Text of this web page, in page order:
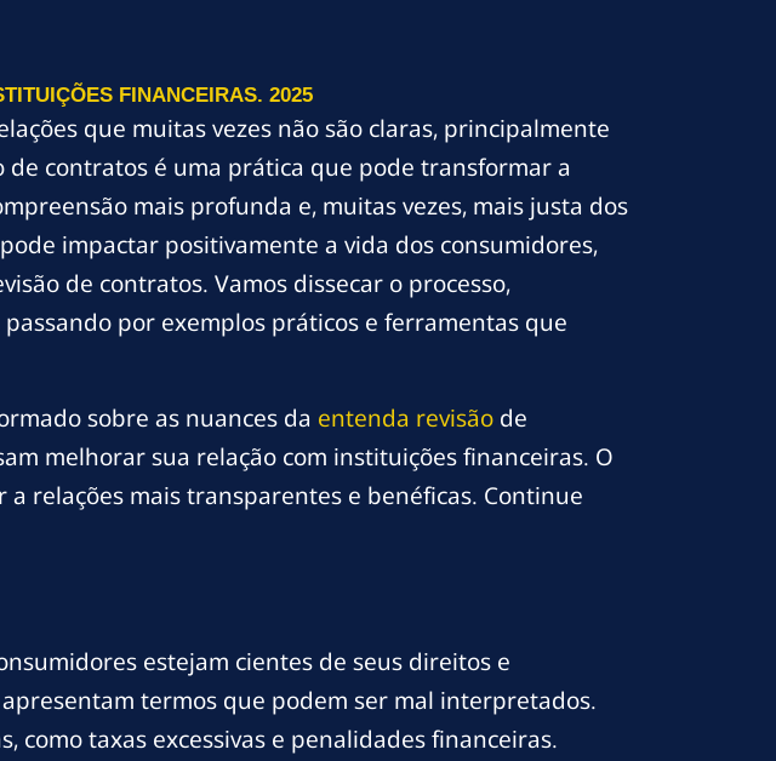
FINANCEIRAS. 2025
que muitas vezes não são claras, principalmente
contratos é uma prática que pode transformar a
mais profunda e, muitas vezes, mais justa dos
impactar positivamente a vida dos consumidores,
de contratos. Vamos dissecar o processo,
por exemplos práticos e ferramentas que
sobre as nuances da entenda revisão de
melhorar sua relação com instituições financeiras. O
relações mais transparentes e benéficas. Continue
estejam cientes de seus direitos e
termos que podem ser mal interpretados.
taxas excessivas e penalidades financeiras.